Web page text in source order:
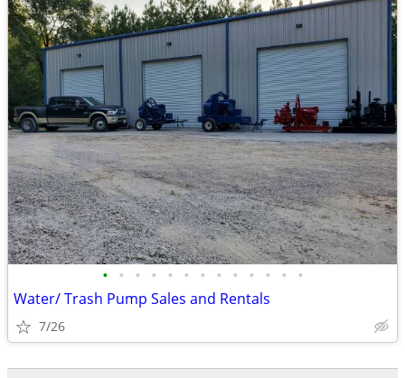
• • • • • • • • • • • • •
Water/ Trash Pump Sales and Rentals
7/26